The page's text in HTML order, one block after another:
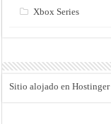
Xbox Series
Sitio alojado en Hostinger